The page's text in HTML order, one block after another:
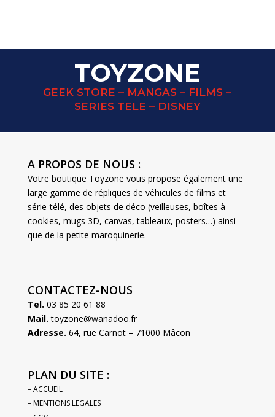
TOYZONE
GEEK STORE – MANGAS – FILMS –
SERIES TELE – DISNEY
A PROPOS DE NOUS :
Votre boutique Toyzone vous propose également une
large gamme de répliques de véhicules de films et
série-télé, des objets de déco (veilleuses, boîtes à
cookies, mugs 3D, canvas, tableaux, posters…) ainsi
que de la petite maroquinerie.
CONTACTEZ-NOUS
Tel. 03 85 20 61 88
Mail. toyzone@wanadoo.fr
Adresse. 64, rue Carnot – 71000 Mâcon
PLAN DU SITE :
– ACCUEIL
– MENTIONS LEGALES